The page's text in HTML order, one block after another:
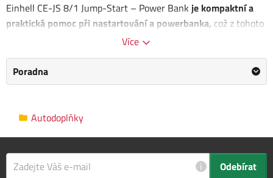
Einhell CE-JS 8/1 Jump-Start – Power Bank je kompaktní a
praktická pomoc při nastartování a powerbanka, což z tohoto
přístroje dělá ideálního společníka v každém vozidle a na
autobaterie, stejně jako rychle a snadno dobít mobilní
spotřebiče, jako je mobilní telefon, tablet, fotoaparát atd.
Rozběhový proud: 200 A - 5 sec
Přípojka USB pro spotřebiče: 5V - 2A
Výhody:
Více
Poradna
Autodoplňky
i Odebírat